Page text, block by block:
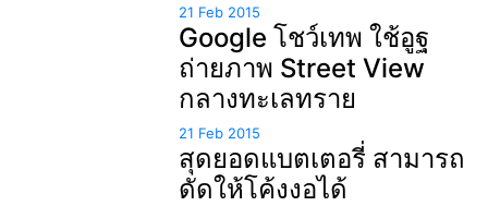
21 Feb 2015
Google โชว์เทพ ใช้อูฐ
ถ่ายภาพ Street View
กลางทะเลทราย
21 Feb 2015
สุดยอดแบตเตอรี่ สามารถ
ดัดให้โค้งงอได้